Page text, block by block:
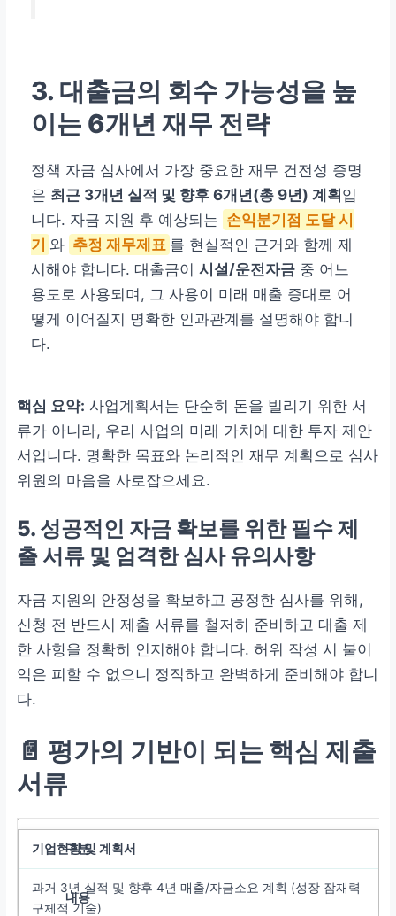
3. 대출금의 회수 가능성을 높
이는 6개년 재무 전략
정책 자금 심사에서 가장 중요한 재무 건전성 증명
은 최근 3개년 실적 및 향후 6개년(총 9년) 계획 입
니다. 자금 지원 후 예상되는 손익분기점 도달 시
기 와 추정 재무제표 를 현실적인 근거와 함께 제
시해야 합니다. 대출금이 시설/운전자금 중 어느
용도로 사용되며, 그 사용이 미래 매출 증대로 어
떻게 이어질지 명확한 인과관계를 설명해야 합니
다.
핵심 요약: 사업계획서는 단순히 돈을 빌리기 위한 서
류가 아니라, 우리 사업의 미래 가치에 대한 투자 제안
서입니다. 명확한 목표와 논리적인 재무 계획으로 심사
위원의 마음을 사로잡으세요.
5. 성공적인 자금 확보를 위한 필수 제
출 서류 및 엄격한 심사 유의사항
자금 지원의 안정성을 확보하고 공정한 심사를 위해,
신청 전 반드시 제출 서류를 철저히 준비하고 대출 제
한 사항을 정확히 인지해야 합니다. 허위 작성 시 불이
익은 피할 수 없으니 정직하고 완벽하게 준비해야 합니
다.
📄 평가의 기반이 되는 핵심 제출
서류
기업현황 및 계획서
과거 3년 실적 및 향후 4년 매출/자금소요 계획 (성장 잠재력
구체적 기술)